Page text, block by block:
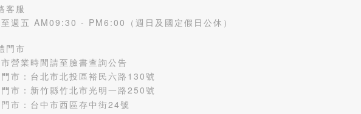
客服
週五 AM09:30 - PM6:00（週日及國定假日公休）
門市
營業時間請至臉書查詢公告
市： 台北市北投區裕民六路130號
市： 新竹縣竹北市光明一路250號
市： 台中市西區存中街24號